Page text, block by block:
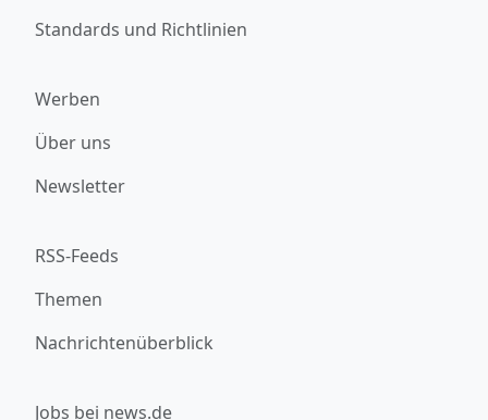
Standards und Richtlinien
Werben
Über uns
Newsletter
RSS-Feeds
Themen
Nachrichtenüberblick
Jobs bei news.de